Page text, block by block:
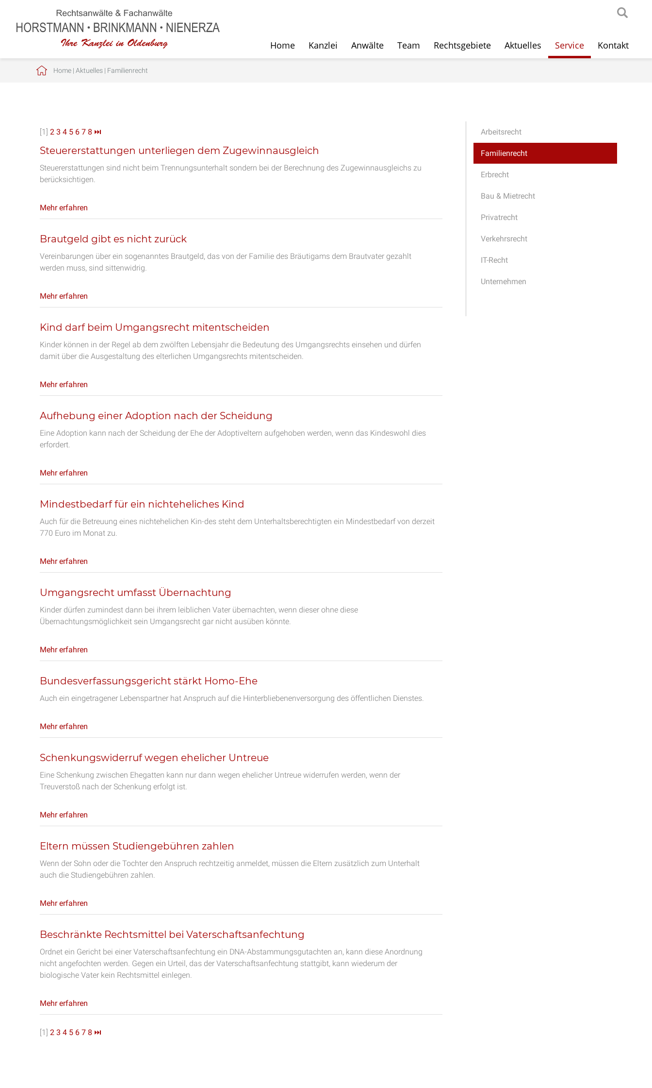
Home Kanzlei Anwälte Team Rechtsgebiete Aktuelles Service Kontakt
Home| Aktuelles| Familienrecht
Arbeitsrecht
Familienrecht
Erbrecht
Bau & Mietrecht
Privatrecht
Verkehrsrecht
IT-Recht
Unternehmen
[1] 2 3 4 5 6 7 8 ⏭
Steuererstattungen unterliegen dem Zugewinnausgleich
Steuererstattungen sind nicht beim Trennungsunterhalt sondern bei der Berechnung des Zugewinnausgleichs zu
berücksichtigen.
Mehr erfahren
Brautgeld gibt es nicht zurück
Vereinbarungen über ein sogenanntes Brautgeld, das von der Familie des Bräutigams dem Brautvater gezahlt
werden muss, sind sittenwidrig.
Mehr erfahren
Kind darf beim Umgangsrecht mitentscheiden
Kinder können in der Regel ab dem zwölften Lebensjahr die Bedeutung des Umgangsrechts einsehen und dürfen
damit über die Ausgestaltung des elterlichen Umgangsrechts mitentscheiden.
Mehr erfahren
Aufhebung einer Adoption nach der Scheidung
Eine Adoption kann nach der Scheidung der Ehe der Adoptiveltern aufgehoben werden, wenn das Kindeswohl dies
erfordert.
Mehr erfahren
Mindestbedarf für ein nichteheliches Kind
Auch für die Betreuung eines nichtehelichen Kin-des steht dem Unterhaltsberechtigten ein Mindestbedarf von derzeit
770 Euro im Monat zu.
Mehr erfahren
Umgangsrecht umfasst Übernachtung
Kinder dürfen zumindest dann bei ihrem leiblichen Vater übernachten, wenn dieser ohne diese
Übernachtungsmöglichkeit sein Umgangsrecht gar nicht ausüben könnte.
Mehr erfahren
Bundesverfassungsgericht stärkt Homo-Ehe
Auch ein eingetragener Lebenspartner hat Anspruch auf die Hinterbliebenenversorgung des öffentlichen Dienstes.
Mehr erfahren
Schenkungswiderruf wegen ehelicher Untreue
Eine Schenkung zwischen Ehegatten kann nur dann wegen ehelicher Untreue widerrufen werden, wenn der
Treuverstoß nach der Schenkung erfolgt ist.
Mehr erfahren
Eltern müssen Studiengebühren zahlen
Wenn der Sohn oder die Tochter den Anspruch rechtzeitig anmeldet, müssen die Eltern zusätzlich zum Unterhalt
auch die Studiengebühren zahlen.
Mehr erfahren
Beschränkte Rechtsmittel bei Vaterschaftsanfechtung
Ordnet ein Gericht bei einer Vaterschaftsanfechtung ein DNA-Abstammungsgutachten an, kann diese Anordnung
nicht angefochten werden. Gegen ein Urteil, das der Vaterschaftsanfechtung stattgibt, kann wiederum der
biologische Vater kein Rechtsmittel einlegen.
Mehr erfahren
[1] 2 3 4 5 6 7 8 ⏭